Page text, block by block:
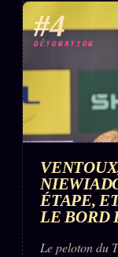
#4
DÉTONATION
ÉTAPE,
LE BORD
Le peloton du